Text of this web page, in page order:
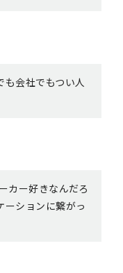
会社でもつい人
カー好きなんだろ
ーションに繋がっ